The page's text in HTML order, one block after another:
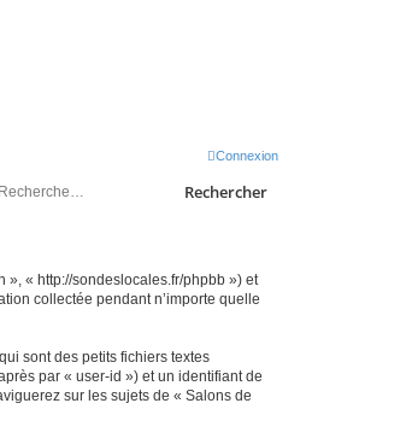
Connexion
Rechercher
« http://sondeslocales.fr/phpbb ») et
collectée pendant n’importe quelle
sont des petits fichiers textes
par « user-id ») et un identifiant de
sur les sujets de « Salons de